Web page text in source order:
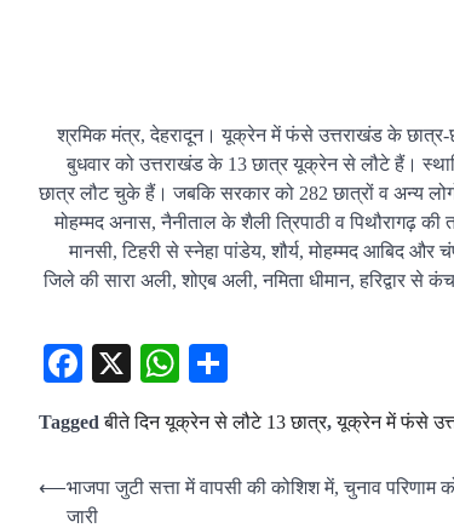
श्रमिक मंत्र, देहरादून। यूक्रेन में फंसे उत्तराखंड के
बुधवार को उत्तराखंड के 13 छात्र यूक्रेन से लौटे हैं।
छात्र लौट चुके हैं। जबकि सरकार को 282 छात्रों व अन्य
मोहम्मद अनास, नैनीताल के शैली त्रिपाठी व पिथौरागढ़
मानसी, टिहरी से स्नेहा पांडेय, शौर्य, मोहम्मद आबिद
जिले की सारा अली, शोएब अली, नमिता धीमान, हरिद्वार से
Facebook
X WhatsApp
Taggedबीते दिन यूक्रेन से लौटे 13 छात्र,यूक्रेन में फंसे
Post
⟵भाजपा जुटी सत्ता में वापसी की कोशिश में, चुनाव
जारी